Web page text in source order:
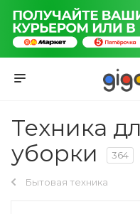
Техника
уборки
364
Бытовая техника